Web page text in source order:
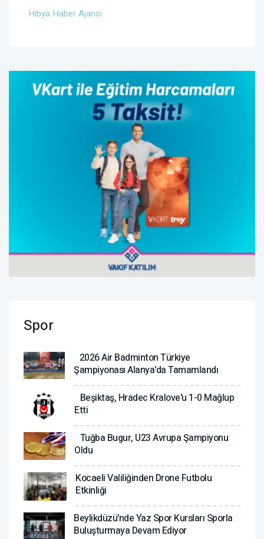
Hibya Haber Ajansı
Spor
2026 Air Badminton Türkiye
Şampiyonası Alanya'da Tamamlandı
Beşiktaş, Hradec Kralove'u 1-0 Mağlup
Etti
Tuğba Bugur, U23 Avrupa Şampiyonu
Oldu
Kocaeli Valiliğinden Drone Futbolu
Etkinliği
Beylikdüzü'nde Yaz Spor Kursları Sporla
Buluşturmaya Devam Ediyor